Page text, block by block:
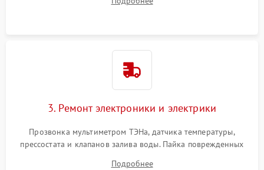
крестовины на износ, а манжеты люка на разрывы.
3. Ремонт электроники и электрики
Прозвонка мультиметром ТЭНа, датчика температуры,
прессостата и клапанов залива воды. Пайка поврежденных
Подробнее